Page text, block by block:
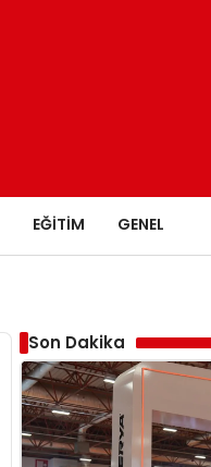
EĞITIM GENEL
Son Dakika